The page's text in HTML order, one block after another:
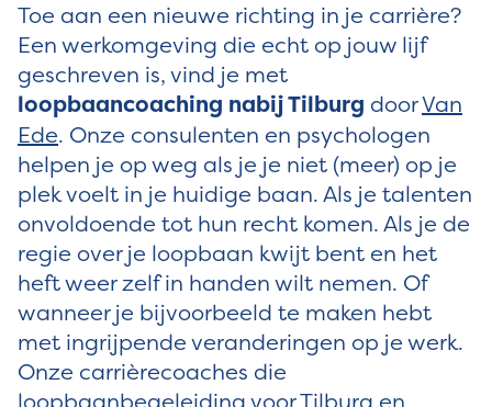
Toe aan een nieuwe richting in je carrière?
Een werkomgeving die echt op jouw lijf
geschreven is, vind je met
loopbaancoaching nabij Tilburg doorVan
Ede. Onze consulenten en psychologen
helpen je op weg als je je niet (meer) op je
plek voelt in je huidige baan. Als je talenten
onvoldoende tot hun recht komen. Als je de
regie over je loopbaan kwijt bent en het
heft weer zelf in handen wilt nemen. Of
wanneer je bijvoorbeeld te maken hebt
met ingrijpende veranderingen op je werk.
Onze carrièrecoaches die
loopbaanbegeleiding voor Tilburg en